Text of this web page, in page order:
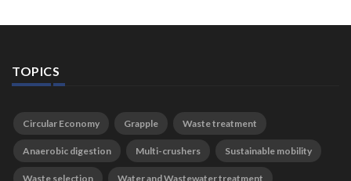
TOPICS
Circular Economy Grapple Waste treatment
Anaerobic digestion Multi-crushers Sustainable mobility
Waste selection Water and Wastewater treatment